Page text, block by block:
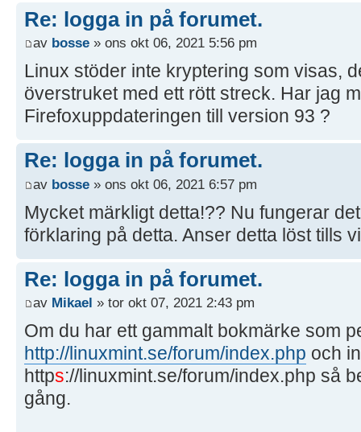
Re: logga in på forumet.
av bosse » ons okt 06, 2021 5:56 pm
Linux stöder inte kryptering som visas,
överstruket med ett rött streck. Har jag
Firefoxuppdateringen till version 93 ?
Re: logga in på forumet.
av bosse » ons okt 06, 2021 6:57 pm
Mycket märkligt detta!?? Nu fungerar
förklaring på detta. Anser detta löst tills
Re: logga in på forumet.
av Mikael » tor okt 07, 2021 2:43 pm
Om du har ett gammalt bokmärke som
http://linuxmint.se/forum/index.php och
https://linuxmint.se/forum/index.php så
gång.